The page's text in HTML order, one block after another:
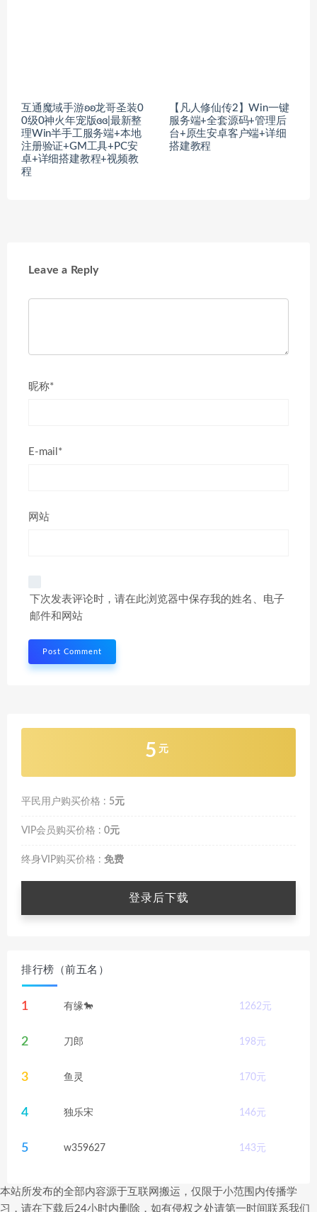
互通魔域手游ʚʚ龙哥圣装0
0级0神火年宠版ɞɞ|最新整
理Win半手工服务端+本地
注册验证+GM工具+PC安
卓+详细搭建教程+视频教
程
【凡人修仙传2】Win一键
服务端+全套源码+管理后
台+原生安卓客户端+详细
搭建教程
Leave a Reply
昵称*
E-mail*
网站
下次发表评论时，请在此浏览器中保存我的姓名、电子
邮件和网站
5 元
平民用户购买价格 : 5元
VIP会员购买价格 : 0元
终身VIP购买价格 : 免费
登录后下载
排行榜（前五名）
1 有缘🐎 1262元
2 刀郎 198元
3 鱼灵 170元
4 独乐宋 146元
5 w359627 143元
本站所发布的全部内容源于互联网搬运，仅限于小范围内传播学
习，请在下载后24小时内删除，如有侵权之处请第一时间联系我们